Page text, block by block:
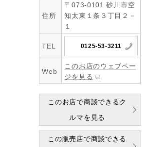
住所
〒073-0101 砂川市空
知太東１条３丁目２－
１
TEL 0125-53-3211
Web
このお店のウェブペー
ジを見る
このお店で商談できるク
ルマを見る
この販売店で商談できる